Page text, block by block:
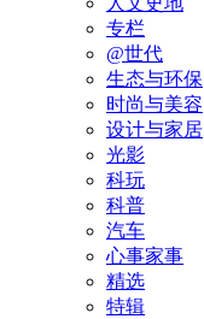
专栏
@世代
生态与环保
时尚与美容
设计与家居
光影
科玩
科普
汽车
心事家事
精选
特辑